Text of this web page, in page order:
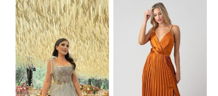
ESTE
PRODUCTO
TIENE
MÚLTIPLES
VARIANTES.
LAS
OPCIONES
SE
PRODUCTO
MÚLTIPLES
VARIANTES.
OPCIONES